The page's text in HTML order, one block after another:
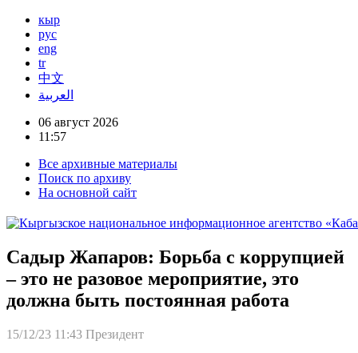
кыр
рус
eng
tr
中文
العربية
06 август 2026
11:57
Все архивные материалы
Поиск по архиву
На основной сайт
Садыр Жапаров: Борьба с коррупцией
– это не разовое мероприятие, это
должна быть постоянная работа
15/12/23 11:43 Президент